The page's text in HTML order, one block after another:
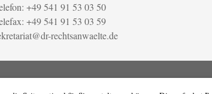
+49 541 91 53 03 50
+49 541 91 53 03 59
rechtsanwaelte.de